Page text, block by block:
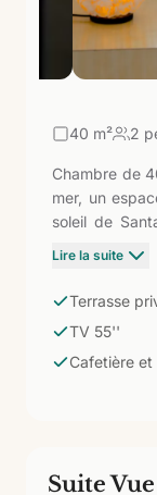
40 m² 2
Chambre de
mer, un
soleil de
bouilloire.
à l'océan
Lire la suite
Terrasse
TV 55''
Cafetière et
Suite